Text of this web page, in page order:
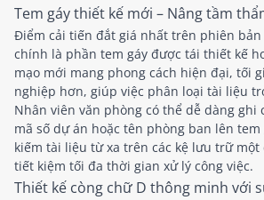
Tem gáy thiết kế mới – Nâng tầm
Điểm cải tiến đắt giá nhất trên phiên bản
chính là phần tem gáy được tái thiết kế
mạo mới mang phong cách hiện đại, tối
nghiệp hơn, giúp việc phân loại tài liệu
Nhân viên văn phòng có thể dễ dàng ghi
mã số dự án hoặc tên phòng ban lên
kiếm tài liệu từ xa trên các kệ lưu trữ một
tiết kiệm tối đa thời gian xử lý công việc.
Thiết kế còng chữ D thông minh với